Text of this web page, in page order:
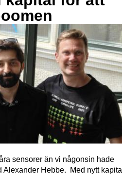
sensorer än vi någonsin hade
Alexander Hebbe. Med nytt kapital